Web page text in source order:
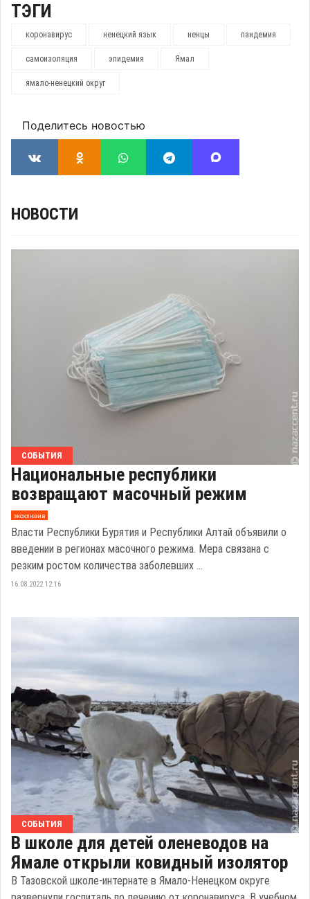
ТЭГИ
коронавирус ненецкий язык ненцы пандемия
самоизоляция эпидемия Ямал
ямало-ненецкий округ
Поделитесь новостью
НОВОСТИ
СОБЫТИЯ
Национальные республики
возвращают масочный режим
эксклюзив
Власти Республики Бурятия и Республики Алтай объявили о
введении в регионах масочного режима. Мера связана с
резким ростом количества заболевших ...
16.08.2022 12:16
СОБЫТИЯ
В школе для детей оленеводов на
Ямале открыли ковидный изолятор
В Тазовской школе-интернате в Ямало-Ненецком округе